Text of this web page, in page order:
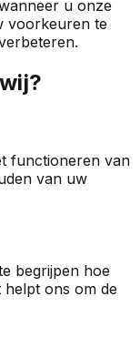
u onze
voorkeuren te
functioneren van
van uw
begrijpen hoe
helpt ons om de